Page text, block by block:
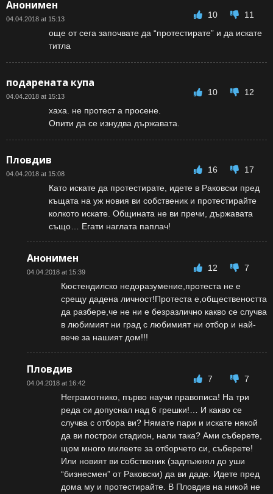
Анонимен
04.04.2018 at 15:13 10
11
още от сега започвате да “протестирате” и да искате
титла
подарената купа
04.04.2018 at 15:13 10
12
хаха. не протест а просене.
Опити да се изнудва държавата.
Пловдив
04.04.2018 at 15:08 16
17
Като искате да протестирате, идете в Раковски пред
къщата на уж новия ви собственик и протестирайте
колкото искате. Общината не ви пречи, държавата
също… Егати наглата паплач!
Анонимен
04.04.2018 at 15:39 12
7
Кюстендилско недоразумение,протеста не е
срещу дадена личност!Протеста е,обществеността
да разбере,че не ни е безразлично какво се случва
в любимият ни град с любимият ни отбор и най-
вече за нашият дом!!!
Пловдив
04.04.2018 at 16:42 7
7
Неграмотнико, първо научи правописа! На три
реда си допуснал над 6 грешки!… И какво се
случва с отбора ви? Нямате пари и искате някой
да ви построи стадион, нали така? Ами съберете,
щом много милеете за отборчето си, съберете!
Или новият ви собственик (задлъжнял до уши
“бизнесмен” от Раковски) да ви даде. Идете пред
дома му и протестирайте. В Пловдив на никой не